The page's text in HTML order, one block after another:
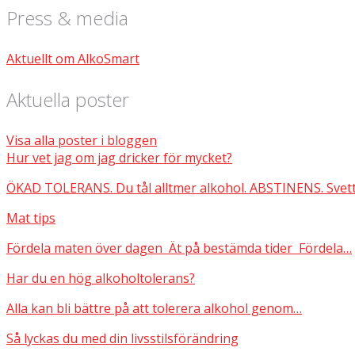
Press & media
Aktuellt om AlkoSmart
Aktuella poster
Visa alla poster i bloggen
Hur vet jag om jag dricker för mycket?
ÖKAD TOLERANS. Du tål alltmer alkohol. ABSTINENS.
Mat tips
Fördela maten över dagen Ät på bestämda tider Fördela…
Har du en hög alkoholtolerans?
Alla kan bli bättre på att tolerera alkohol genom…
Så lyckas du med din livsstilsförändring